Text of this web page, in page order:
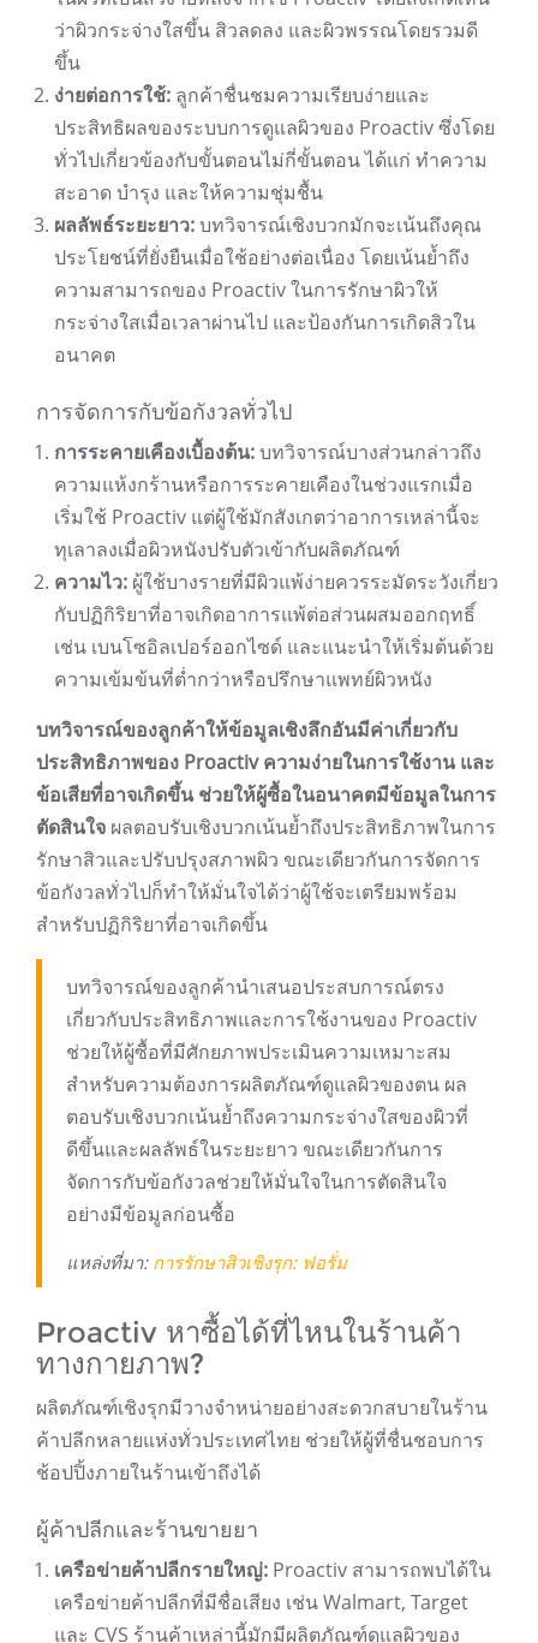
ว่าผิวกระจ่างใสขึ้น สิวลดลง และผิวพรรณโดยรวมดี
ขึ้น
ง่ายต่อการใช้: ลูกค้าชื่นชมความเรียบง่ายและ
ประสิทธิผลของระบบการดูแลผิวของ Proactiv ซึ่งโดย
ทั่วไปเกี่ยวข้องกับขั้นตอนไม่กี่ขั้นตอน ได้แก่ ทำความ
สะอาด บำรุง และให้ความชุ่มชื้น
ผลลัพธ์ระยะยาว:บทวิจารณ์เชิงบวกมักจะเน้นถึงคุณ
ประโยชน์ที่ยั่งยืนเมื่อใช้อย่างต่อเนื่อง โดยเน้นย้ำถึง
ความสามารถของ Proactiv ในการรักษาผิวให้
กระจ่างใสเมื่อเวลาผ่านไป และป้องกันการเกิดสิวใน
อนาคต
การจัดการกับข้อกังวลทั่วไป
การระคายเคืองเบื้องต้น:บทวิจารณ์บางส่วนกล่าวถึง
ความแห้งกร้านหรือการระคายเคืองในช่วงแรกเมื่อ
เริ่มใช้ Proactiv แต่ผู้ใช้มักสังเกตว่าอาการเหล่านี้จะ
ทุเลาลงเมื่อผิวหนังปรับตัวเข้ากับผลิตภัณฑ์
ความไว: ผู้ใช้บางรายที่มีผิวแพ้ง่ายควรระมัดระวังเกี่ยว
กับปฏิกิริยาที่อาจเกิดอาการแพ้ต่อส่วนผสมออกฤทธิ์
เช่น เบนโซอิลเปอร์ออกไซด์ และแนะนำให้เริ่มต้นด้วย
ความเข้มข้นที่ต่ำกว่าหรือปรึกษาแพทย์ผิวหนัง
บทวิจารณ์ของลูกค้าให้ข้อมูลเชิงลึกอันมีค่าเกี่ยวกับ
ประสิทธิภาพของ Proactiv ความง่ายในการใช้งาน และ
ข้อเสียที่อาจเกิดขึ้น ช่วยให้ผู้ซื้อในอนาคตมีข้อมูลในการ
ตัดสินใจ ผลตอบรับเชิงบวกเน้นย้ำถึงประสิทธิภาพในการ
รักษาสิวและปรับปรุงสภาพผิว ขณะเดียวกันการจัดการ
ข้อกังวลทั่วไปก็ทำให้มั่นใจได้ว่าผู้ใช้จะเตรียมพร้อม
สำหรับปฏิกิริยาที่อาจเกิดขึ้น
บทวิจารณ์ของลูกค้านำเสนอประสบการณ์ตรง
เกี่ยวกับประสิทธิภาพและการใช้งานของ Proactiv
ช่วยให้ผู้ซื้อที่มีศักยภาพประเมินความเหมาะสม
สำหรับความต้องการผลิตภัณฑ์ดูแลผิวของตน ผล
ตอบรับเชิงบวกเน้นย้ำถึงความกระจ่างใสของผิวที่
ดีขึ้นและผลลัพธ์ในระยะยาว ขณะเดียวกันการ
จัดการกับข้อกังวลช่วยให้มั่นใจในการตัดสินใจ
อย่างมีข้อมูลก่อนซื้อ
แหล่งที่มา: การรักษาสิวเชิงรุก: ฟอรั่ม
Proactiv หาซื้อได้ที่ไหนในร้านค้า
ทางกายภาพ?
ผลิตภัณฑ์เชิงรุกมีวางจำหน่ายอย่างสะดวกสบายในร้าน
ค้าปลีกหลายแห่งทั่วประเทศไทย ช่วยให้ผู้ที่ชื่นชอบการ
ช้อปปิ้งภายในร้านเข้าถึงได้
ผู้ค้าปลีกและร้านขายยา
เครือข่ายค้าปลีกรายใหญ่: Proactiv สามารถพบได้ใน
เครือข่ายค้าปลีกที่มีชื่อเสียง เช่น Walmart, Target
และ CVS ร้านค้าเหล่านี้มักมีผลิตภัณฑ์ดูแลผิวของ